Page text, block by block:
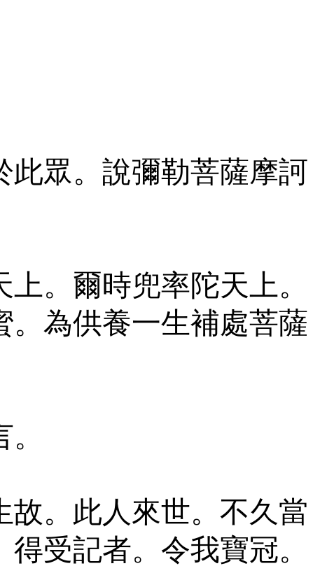
此眾。說彌勒菩薩摩訶
。爾時兜率陀天上。
。為供養一生補處菩薩
。此人來世。不久當
受記者。令我寶冠。